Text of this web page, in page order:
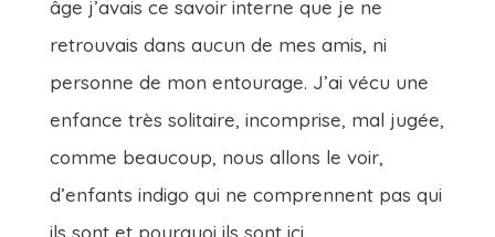
âge j’avais ce savoir interne que je ne
retrouvais dans aucun de mes amis, ni
personne de mon entourage. J’ai vécu une
enfance très solitaire, incomprise, mal jugée,
comme beaucoup, nous allons le voir,
d’enfants indigo qui ne comprennent pas qui
ils sont et pourquoi ils sont ici.